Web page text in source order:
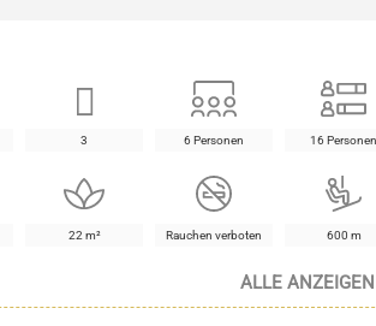
3 6 Personen 16 Personen
22 m² Rauchen verboten 600 m
ALLE ANZEIGEN